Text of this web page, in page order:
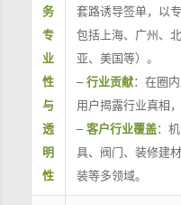
务
专
业
性
与
透
明
性
套路诱导签单，以
包括上海、广州、
亚、美国等）。
–行业贡献：在圈
用户揭露行业真相
–客户行业覆盖：
具、阀门、装修建
装等多领域。